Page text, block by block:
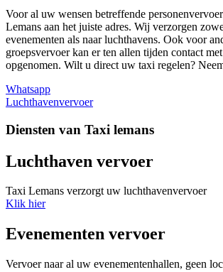
Voor al uw wensen betreffende
Lemans aan het juiste adres. Wij verzorgen
evenementen als naar luchthavens. Ook voor
groepsvervoer kan er ten allen tijden contact
opgenomen. Wilt u direct uw taxi regelen?
Whatsapp
Luchthavenvervoer
Diensten van Taxi lemans
Luchthaven vervoer
Taxi Lemans verzorgt uw luchthavenvervoer
Klik hier
Evenementen vervoer
Vervoer naar al uw evenementenhallen, geen